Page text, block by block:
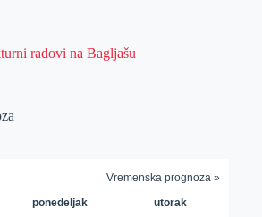
radovi na Bagljašu